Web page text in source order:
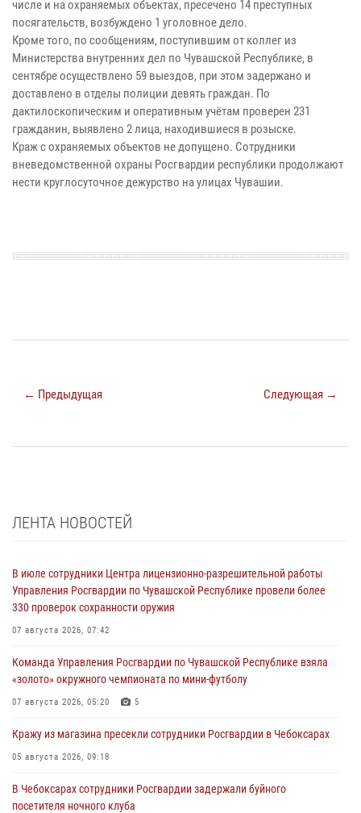
числе и на охраняемых объектах, пресечено 14 преступных
посягательств, возбуждено 1 уголовное дело.
Кроме того, по сообщениям, поступившим от коллег из
Министерства внутренних дел по Чувашской Республике, в
сентябре осуществлено 59 выездов, при этом задержано и
доставлено в отделы полиции девять граждан. По
дактилоскопическим и оперативным учётам проверен 231
гражданин, выявлено 2 лица, находившиеся в розыске.
Краж с охраняемых объектов не допущено. Сотрудники
вневедомственной охраны Росгвардии республики продолжают
нести круглосуточное дежурство на улицах Чувашии.
← Предыдущая Следующая →
ЛЕНТА НОВОСТЕЙ
В июле сотрудники Центра лицензионно-разрешительной работы
Управления Росгвардии по Чувашской Республике провели более
330 проверок сохранности оружия
07 августа 2026, 07:42
Команда Управления Росгвардии по Чувашской Республике взяла
«золото» окружного чемпионата по мини-футболу
07 августа 2026, 05:20 5
Кражу из магазина пресекли сотрудники Росгвардии в Чебоксарах
05 августа 2026, 09:18
В Чебоксарах сотрудники Росгвардии задержали буйного
посетителя ночного клуба